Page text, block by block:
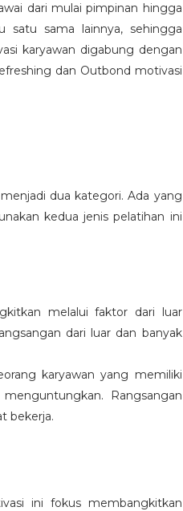
dari mulai pimpinan hingga
satu sama lainnya, sehingga
karyawan digabung dengan
dan Outbond motivasi
dua kategori. Ada yang
kedua jenis pelatihan ini
melalui faktor dari luar
dari luar dan banyak
karyawan yang memiliki
Rangsangan
bekerja.
ini fokus membangkitkan